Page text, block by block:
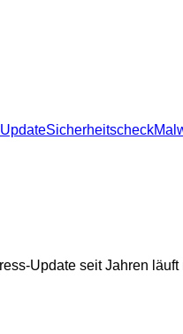
Sicherheitscheck
Update seit Jahren